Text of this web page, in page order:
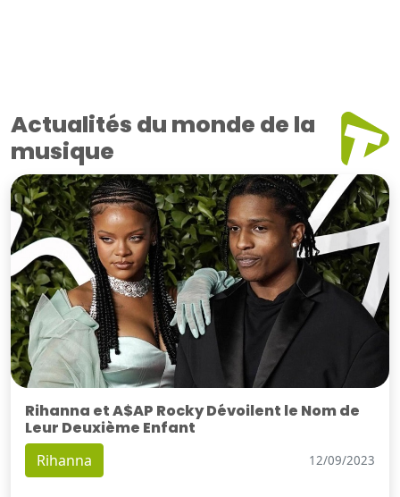
Actualités du monde de la
musique
Rihanna et A$AP Rocky Dévoilent le Nom de
Leur Deuxième Enfant
Rihanna 12/09/2023